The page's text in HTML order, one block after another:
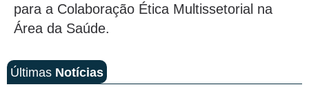
para a Colaboração Ética Multissetorial na
Área da Saúde.
Últimas Notícias